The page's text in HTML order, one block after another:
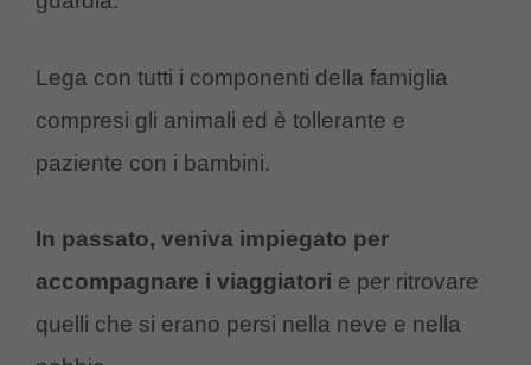
Lega con tutti i componenti della famiglia
compresi gli animali ed è tollerante e
paziente con i bambini.
In passato, veniva impiegato per
accompagnare i viaggiatori e per ritrovare
quelli che si erano persi nella neve e nella